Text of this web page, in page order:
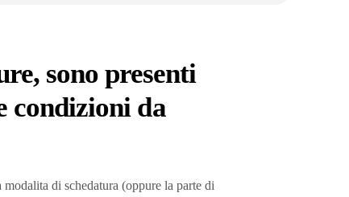
sono presenti
condizioni da
di schedatura (oppure la parte di